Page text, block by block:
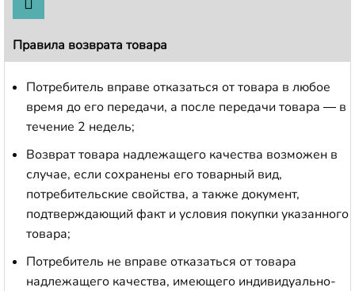
Правила возврата товара
Потребитель вправе отказаться от товара в любое
время до его передачи, а после передачи товара — в
течение 2 недель;
Возврат товара надлежащего качества возможен в
случае, если сохранены его товарный вид,
потребительские свойства, а также документ,
подтверждающий факт и условия покупки указанного
товара;
Потребитель не вправе отказаться от товара
надлежащего качества, имеющего индивидуально-